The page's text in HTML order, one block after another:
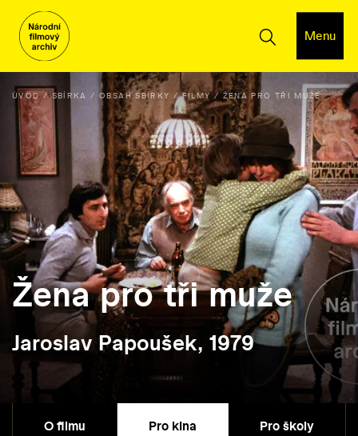
Menu
ÚVOD SBÍRKA OBSAH SBÍRKY FILMY ŽENA PRO TŘI MUŽE
Žena pro tři muže
Jaroslav Papoušek, 1979
O filmu Pro kina Pro školy